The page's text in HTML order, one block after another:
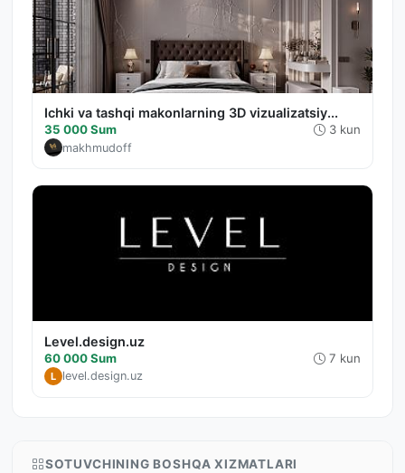
Ichki va tashqi makonlarning 3D vizualizatsiy...
35 000 Sum 3 kun
makhmudoff
Level.design.uz
60 000 Sum 7 kun
L level.design.uz
SOTUVCHINING BOSHQA XIZMATLARI